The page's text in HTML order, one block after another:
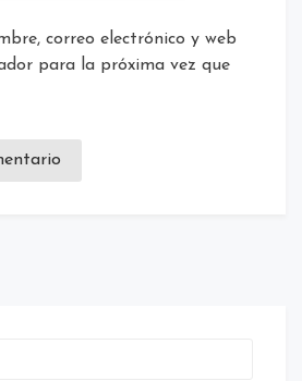
correo electrónico y web
para la próxima vez que